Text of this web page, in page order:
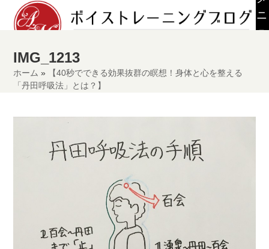
ニ
ュ
IMG_1213
ホーム »
【40秒でできる効果抜群の瞑想！身体と心を整える
「丹田呼吸法」とは？】